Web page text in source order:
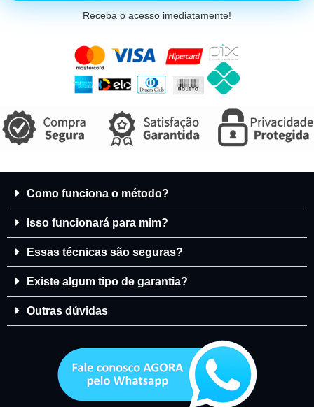
Receba o acesso imediatamente!
Como funciona o método?
Isso funcionará para mim?
Essas técnicas são seguras?
Existe algum tipo de garantia?
Outras dúvidas